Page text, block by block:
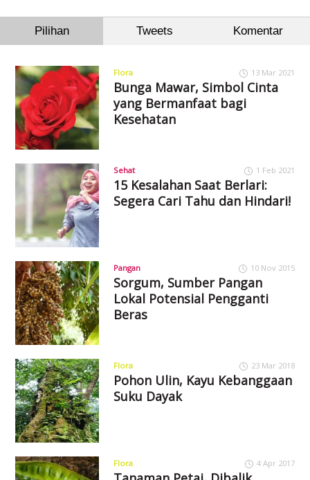
Pilihan Tweets Komentar
Flora 13 Mar 2021
Bunga Mawar, Simbol Cinta
yang Bermanfaat bagi
Kesehatan
Sehat 1 Feb 2021
15 Kesalahan Saat Berlari:
Segera Cari Tahu dan Hindari!
Pangan 10 Nov 2015
Sorgum, Sumber Pangan
Lokal Potensial Pengganti
Beras
Flora 23 Mar 2018
Pohon Ulin, Kayu Kebanggaan
Suku Dayak
Flora 4 Apr 2017